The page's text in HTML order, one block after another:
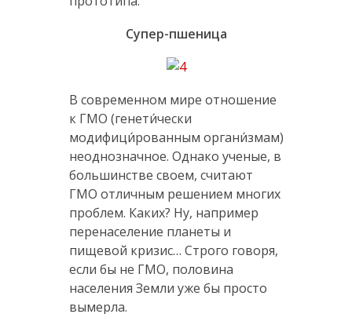
Супер-пшеница
В современном мире отношение
к ГМО (генети́чески
модифици́рованным органи́змам)
неоднозначное. Однако ученые, в
большинстве своем, считают
ГМО отличным решением многих
проблем. Каких? Ну, например
перенаселение планеты и
пищевой кризис… Строго говоря,
если бы не ГМО, половина
населения Земли уже бы просто
вымерла.